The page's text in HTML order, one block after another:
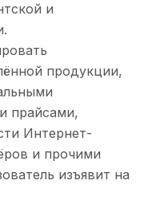
и
продукции,
прайсами,
Интернет-
и прочими
изъявит на